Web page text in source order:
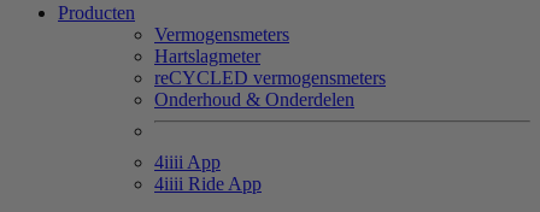
Producten
Vermogensmeters
Hartslagmeter
reCYCLED vermogensmeters
Onderhoud & Onderdelen
4iiii App
4iiii Ride App